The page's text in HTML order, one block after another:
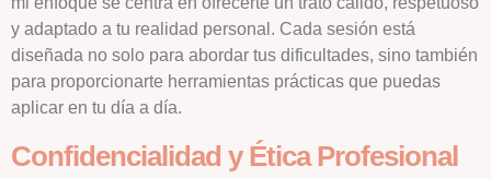
y adaptado a tu realidad personal. Cada sesión está
diseñada no solo para abordar tus dificultades, sino también
para proporcionarte herramientas prácticas que puedas
aplicar en tu día a día.
Confidencialidad y Ética Profesional